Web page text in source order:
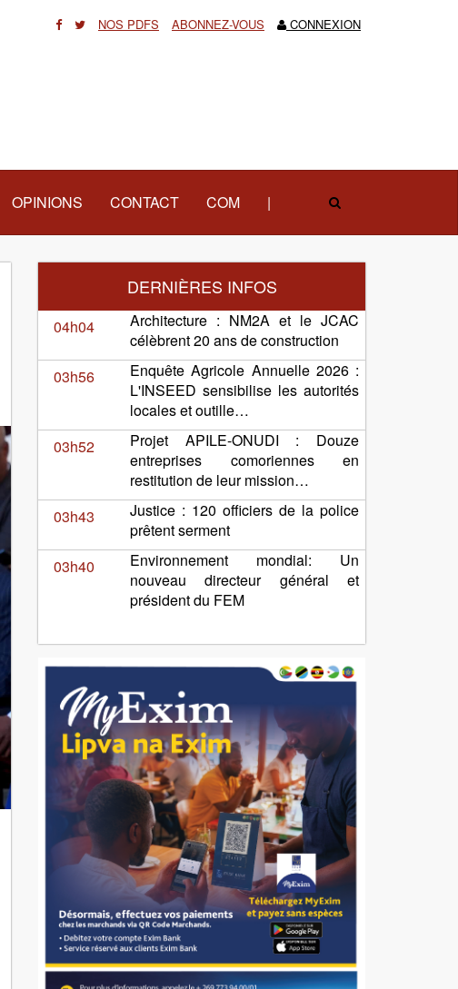
NOS PDFS ABONNEZ-VOUS CONNEXION
OPINIONS CONTACT COM |
DERNIÈRES INFOS
04h04
Architecture : NM2A et le JCAC
célèbrent 20 ans de construction
03h56
Enquête Agricole Annuelle 2026 :
L'INSEED sensibilise les autorités
locales et outille…
03h52
Projet APILE-ONUDI : Douze
entreprises comoriennes en
restitution de leur mission…
03h43
Justice : 120 officiers de la police
prêtent serment
03h40
Environnement mondial: Un
nouveau directeur général et
président du FEM